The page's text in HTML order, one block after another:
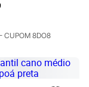
CUPOM 8DO8